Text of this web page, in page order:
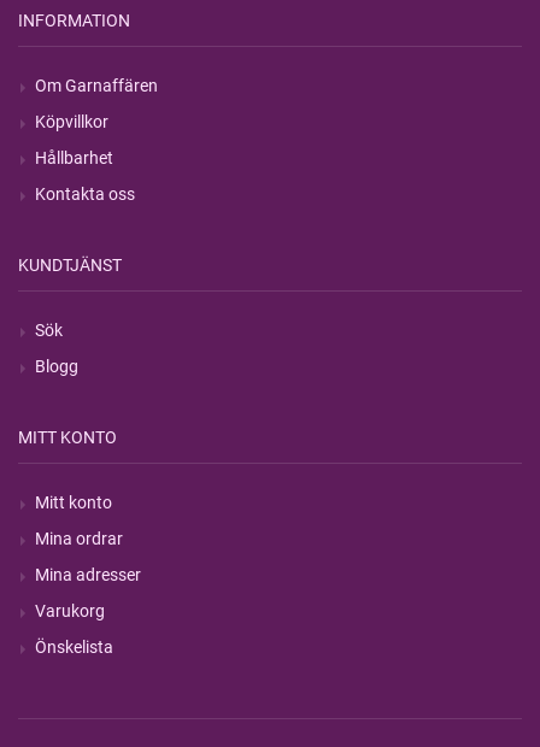
INFORMATION
Om Garnaffären
Köpvillkor
Hållbarhet
Kontakta oss
KUNDTJÄNST
Sök
Blogg
MITT KONTO
Mitt konto
Mina ordrar
Mina adresser
Varukorg
Önskelista